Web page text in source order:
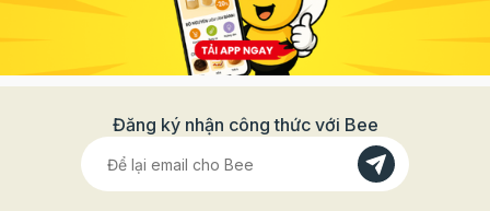
Đăng ký nhận công thức với Bee